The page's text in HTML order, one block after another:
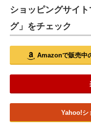
ショッピングサイ
グ」をチェック
Amazonで販売中
Yahoo!シ